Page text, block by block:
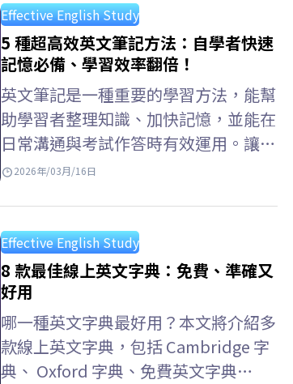
導、如何制定學習計劃，到推薦合適的
學習資料、網站和應用程序，幫助自學
者提升英語水平。 初學者自學英文的
六個步驟 有效的英文自學規劃是英文
自學第一步。它能幫助你明確目標、時
間安排、學習方法和合適的學習材料，
從而制定更有方向且有效的英文自學
安排。 第一步：學習發音（基礎） 練
習…
Effective English Study
5 種超高效英文筆記方法：自學者快速
記憶必備、學習效率翻倍！
英文筆記是一種重要的學習方法，能幫
助學習者整理知識、加快記憶，並能在
日常溝通與考試作答時有效運用。讓我
們一起透過 ELSA Speak 了解英文筆記
系統，特別適合在家自學英語的學習
者。 ELSA Speak 應用程式上做英文筆
記 ELSA Speak 新增了英語單字筆記與
複習功能。學習者可以在…
2026年/03月/16日
Effective English Study
8 款最佳線上英文字典：免費、準確又
好用
哪一種英文字典最好用？本文將介紹多
款線上英文字典，包括 Cambridge 字
典、 Oxford 字典、免費英文字典